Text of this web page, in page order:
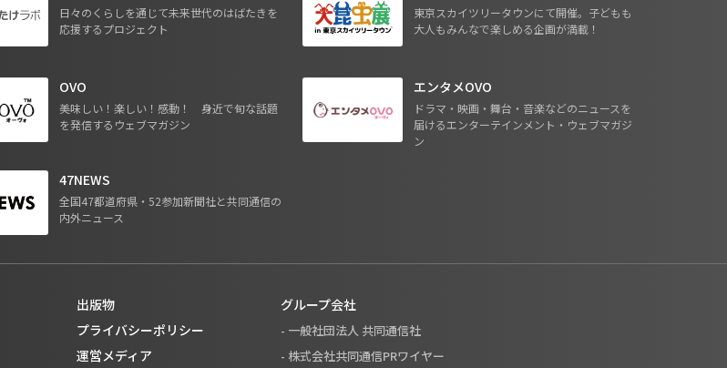
日々のくらしを通じて未来世代のはばたきを
応援するプロジェクト
東京スカイツリータウンにて開催。子どもも
大人もみんなで楽しめる企画が満載！
OVO
美味しい！楽しい！感動！ 身近で旬な話題
を発信するウェブマガジン
エンタメOVO
ドラマ・映画・舞台・音楽などのニュースを
届けるエンターテインメント・ウェブマガジ
ン
47NEWS
全国47都道府県・52参加新聞社と共同通信の
内外ニュース
出版物
プライバシーポリシー
運営メディア
グループ会社
- 一般社団法人 共同通信社
- 株式会社共同通信PRワイヤー